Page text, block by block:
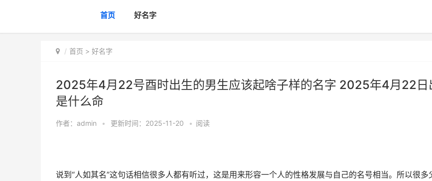
首页 好名字
首页 > 好名字
2025年4月22号酉时出生的男生应该起啥子样的名字 2025年4月22日
是什么命
作者： admin • 更新时间：2025-11-20 • 阅读
说到“人如其名”这句话相信很多人都有听过，这是用来形容一个人的性格发展与自己的名号相当。所以很多